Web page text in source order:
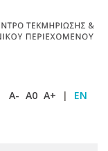
A- A0 A+ | EN